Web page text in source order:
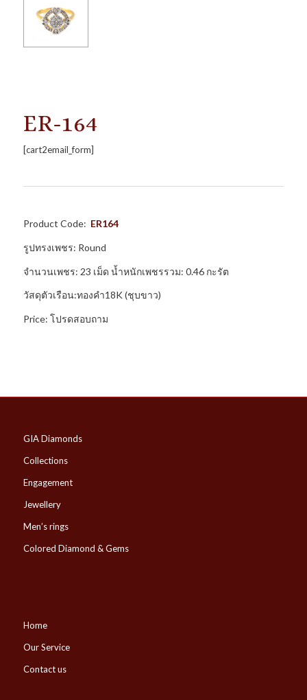
ER-164
[cart2email_form]
Product Code: ER164
รูปทรงเพชร: Round
จำนวนเพชร: 23 เม็ด น้ำหนักเพชรรวม: 0.46 กะรัต
วัสดุตัวเรือน:ทองคำ18K (ชุบขาว)
Price: โปรดสอบถาม
GIA Diamonds
Collections
Engagement
Jewellery
Men’s rings
Colored Diamond & Gems
Home
Our Service
Contact us